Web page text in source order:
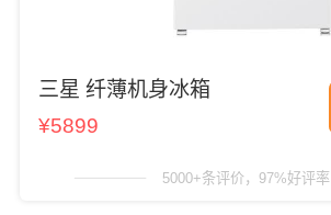
三星 纤薄机身冰箱
¥5899
5000+条评价，97%好评率